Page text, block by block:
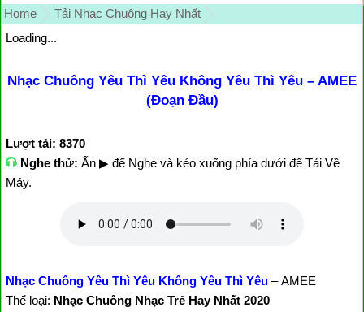
Home
Tải Nhạc Chuông Hay Nhất
Loading...
Nhạc Chuông Yêu Thì Yêu Không Yêu Thì Yêu – AMEE
(Đoạn Đầu)
Lượt tải: 8370
Nghe thử: Ấn ▶ để Nghe và kéo xuống phía dưới để Tải Về
Máy.
Nhạc Chuông Yêu Thì Yêu Không Yêu Thì Yêu – AMEE
Thể loại: Nhạc Chuông Nhạc Trẻ Hay Nhất 2020